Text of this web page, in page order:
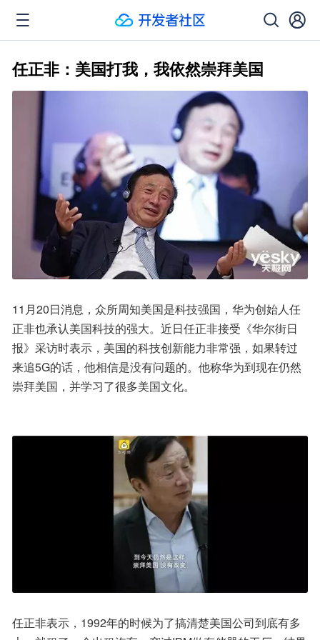
任正非：美国打我，我依然崇拜美国
11月20日消息，众所周知美国是科技强国，华为创始人任
正非也承认美国科技的强大。近日任正非接受《华尔街日
报》采访时表示，美国的科技创新能力非常强，如果转过
来追5G的话，他相信是没有问题的。他称华为到现在仍然
崇拜美国，并学习了很多美国文化。
任正非表示，1992年的时候为了搞清楚美国公司到底有多